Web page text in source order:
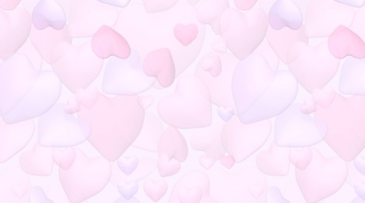
Fit & Firm Can You HIIT like a
Fit & Firm Week for Cadio again
Fit & Firm บางทีก็เหนื่อยกับการ
Fit & Firm ในที่สุดก็ได้ไปเล่นน้ำ
Make up today